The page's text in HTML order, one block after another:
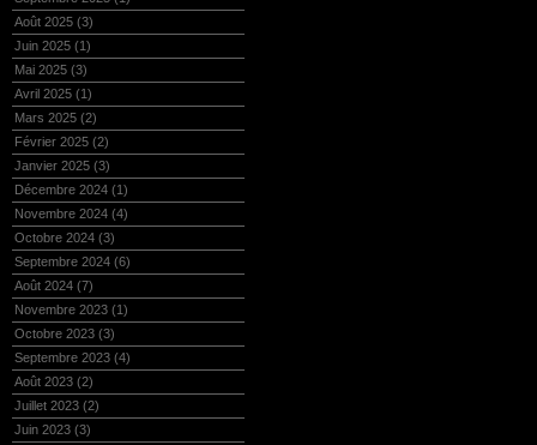
Août 2025 (3)
Juin 2025 (1)
Mai 2025 (3)
Avril 2025 (1)
Mars 2025 (2)
Février 2025 (2)
Janvier 2025 (3)
Décembre 2024 (1)
Novembre 2024 (4)
Octobre 2024 (3)
Septembre 2024 (6)
Août 2024 (7)
Novembre 2023 (1)
Octobre 2023 (3)
Septembre 2023 (4)
Août 2023 (2)
Juillet 2023 (2)
Juin 2023 (3)